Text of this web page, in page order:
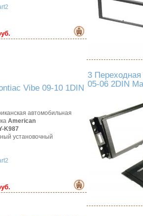
Vibe 09-10 1DIN
автомобильная
American
K987
установочный
3
05-06 2DIN